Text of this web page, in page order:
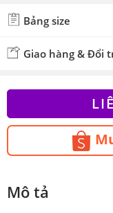
Bảng size
Giao hàng & Đổi
Mô tả